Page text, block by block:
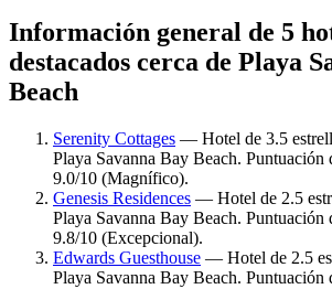
Información general de 5
destacados cerca de Playa
Beach
Serenity Cottages — Hotel de 3.5
Playa Savanna Bay Beach. Puntuación
9.0/10 (Magnífico).
Genesis Residences — Hotel de 2.5
Playa Savanna Bay Beach. Puntuación
9.8/10 (Excepcional).
Edwards Guesthouse — Hotel de 2.5
Playa Savanna Bay Beach. Puntuación